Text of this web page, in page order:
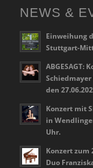
NEWS &
Einweihung
Stuttgart-
ABGESAGT:
den
Konzert mit
in
Uhr.
Konzert zum
Duo